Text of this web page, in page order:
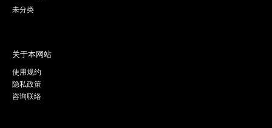
未分类
关于本网站
使用规约
隐私政策
咨询联络